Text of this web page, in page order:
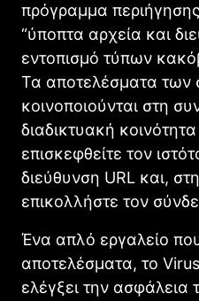
πρόγραμμα
“ύποπτα αρχεία και
εντοπισμό τύπων
Τα αποτελέσματα
κοινοποιούνται στη
διαδικτυακή
επισκεφθείτε τον
διεύθυνση URL και,
επικολλήστε τον
Ένα απλό εργαλείο
αποτελέσματα, το
ελέγξει την ασφάλεια